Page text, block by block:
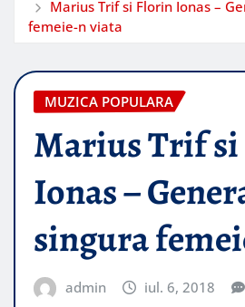
Marius Trif si Florin Ionas –
femeie-n viata
MUZICA POPULARA
Marius Trif
Ionas –
singura
admin iul. 6, 2018